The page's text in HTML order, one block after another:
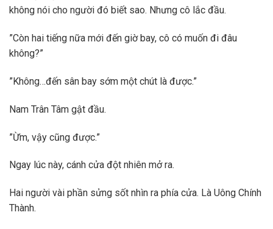
không nói cho người đó biết sao. Nhưng cô lắc đầu.
”Còn hai tiếng nữa mới đến giờ bay, cô có muốn đi đâu
không?”
”Không…đến sân bay sớm một chút là được.”
Nam Trân Tâm gật đầu.
”Ừm, vậy cũng được.”
Ngay lúc này, cánh cửa đột nhiên mở ra.
Hai người vài phần sửng sốt nhìn ra phía cửa. Là Uông Chính
Thành.